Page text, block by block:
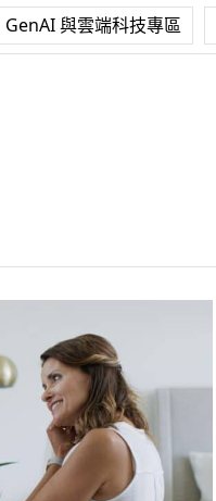
GenAI 與雲端科技專區